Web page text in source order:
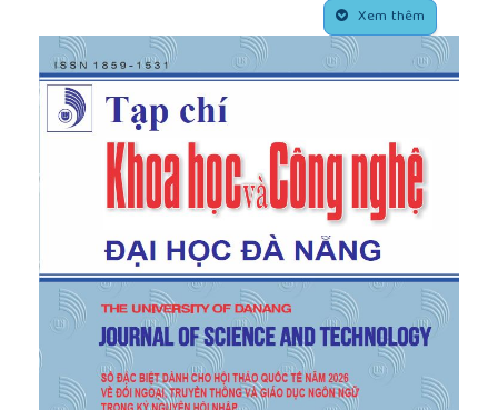
B. Norton, "Identity and Language Learning:
Extending the Conversation 2nd ed", Multilingual
Matters, 2013.
[7]E. K. Horwitz, M. B. Horwitz, and J. Cope,
"Foreign language classroom anxiety",
Language Journal
, vol. 70, no. 2, pp. 125-132, 1986.
M. Byram, "Teaching and Assessing Intercultural
Communicative Competence", Multilingual Matters,
1997.
C. Kramsch, "Language and Culture", Oxford
University Press, 1998.
[10]S. L. McKay, "Teaching English as an
International Language: Rethinking Goals and
Approaches", Oxford University Press, 2002.
[11]M. J. Bennett, "Towards ethnorelativism: A
developmental model of intercultural sensitivity", in
Xem thêm